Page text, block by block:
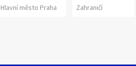
Hlavní město Praha Zahraničí